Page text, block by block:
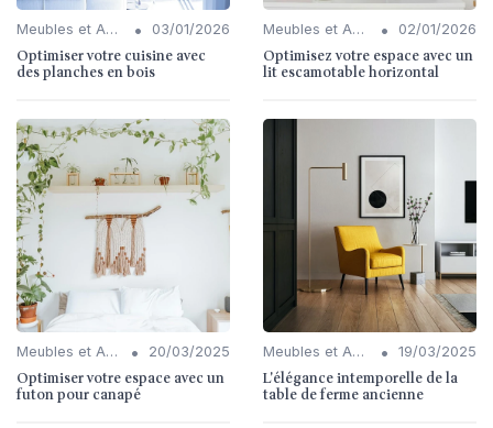
Meubles et Accessoires • 03/01/2026
Optimiser votre cuisine avec
des planches en bois
Meubles et Accessoires • 02/01/2026
Optimisez votre espace avec un
lit escamotable horizontal
Meubles et Accessoires • 20/03/2025
Optimiser votre espace avec un
futon pour canapé
Meubles et Accessoires • 19/03/2025
L'élégance intemporelle de la
table de ferme ancienne